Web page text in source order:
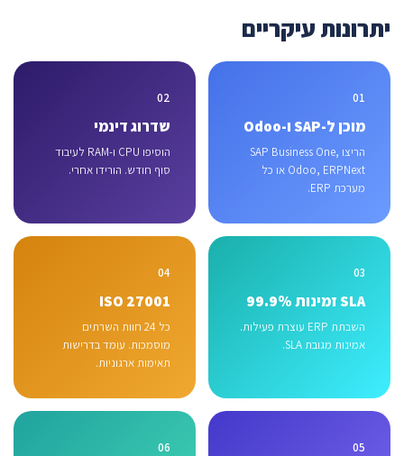
יתרונות עיקריים
01
מוכן ל-SAP ו-Odoo
הריצו SAP Business One,
Odoo, ERPNext או כל
מערכת ERP.
02
שדרוג דינמי
הוסיפו CPU ו-RAM לעיבוד
סוף חודש. הורידו אחרי.
03
SLA זמינות 99.9%
השבתת ERP עוצרת פעילות.
אמינות מגובת SLA.
04
ISO 27001
כל 24 חוות השרתים
מוסמכות. עומד בדרישות
תאימות ארגוניות.
05
06